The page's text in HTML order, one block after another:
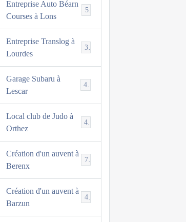
Entreprise Auto Béarn
Courses à Lons
5
Entreprise Translog à
Lourdes
3
Garage Subaru à
Lescar
Local club de Judo à
Orthez
Création d'un auvent à
Berenx
7
Création d'un auvent à
Barzun
4